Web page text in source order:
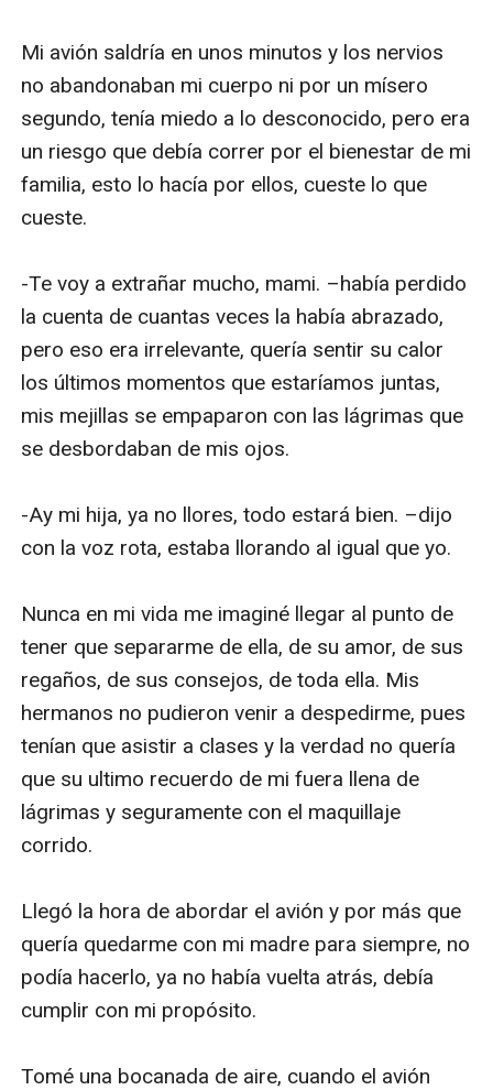
Mi avión saldría en unos minutos y los nervios
no abandonaban mi cuerpo ni por un mísero
segundo, tenía miedo a lo desconocido, pero era
un riesgo que debía correr por el bienestar de mi
familia, esto lo hacía por ellos, cueste lo que
cueste.
-Te voy a extrañar mucho, mami. –había perdido
la cuenta de cuantas veces la había abrazado,
pero eso era irrelevante, quería sentir su calor
los últimos momentos que estaríamos juntas,
mis mejillas se empaparon con las lágrimas que
se desbordaban de mis ojos.
-Ay mi hija, ya no llores, todo estará bien. –dijo
con la voz rota, estaba llorando al igual que yo.
Nunca en mi vida me imaginé llegar al punto de
tener que separarme de ella, de su amor, de sus
regaños, de sus consejos, de toda ella. Mis
hermanos no pudieron venir a despedirme, pues
tenían que asistir a clases y la verdad no quería
que su ultimo recuerdo de mi fuera llena de
lágrimas y seguramente con el maquillaje
corrido.
Llegó la hora de abordar el avión y por más que
quería quedarme con mi madre para siempre, no
podía hacerlo, ya no había vuelta atrás, debía
cumplir con mi propósito.
Tomé una bocanada de aire, cuando el avión